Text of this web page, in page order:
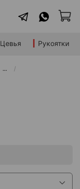
Цевья Рукоятки
...